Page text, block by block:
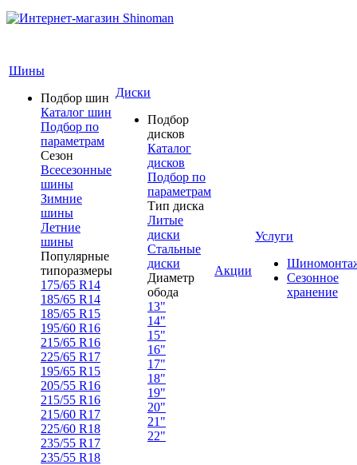
Шины
Подбор шин
Каталог шин
Подбор по
параметрам
Сезон
Всесезонные
шины
Зимние
шины
Летние
шины
Популярные
типоразмеры
175/65 R14
185/65 R14
185/65 R15
195/60 R16
215/65 R16
225/65 R17
195/65 R15
205/55 R16
215/55 R16
215/60 R17
225/60 R18
235/55 R17
235/55 R18
Диски
Подбор
дисков
Каталог
дисков
Подбор по
параметрам
Тип диска
Литые
диски
Стальные
диски
Диаметр
обода
13"
14"
15"
16"
17"
18"
19"
20"
21"
22"
Акции
Услуги
Сезонное
хранение